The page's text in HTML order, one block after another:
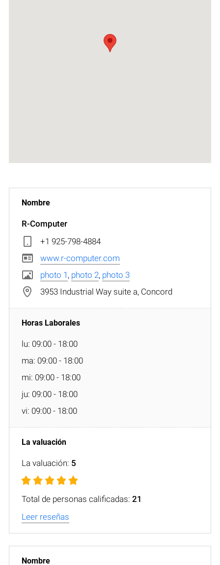
R-Computer
+1 925-798-4884
www.r-computer.com
photo 1 , photo 2, photo 3
3953 Industrial Way suite a, Concord
lu: 09:00 - 18:00
ma: 09:00 - 18:00
mi: 09:00 - 18:00
ju: 09:00 - 18:00
vi: 09:00 - 18:00
La valuación: 5
Total de personas calificadas: 21
Leer reseñas